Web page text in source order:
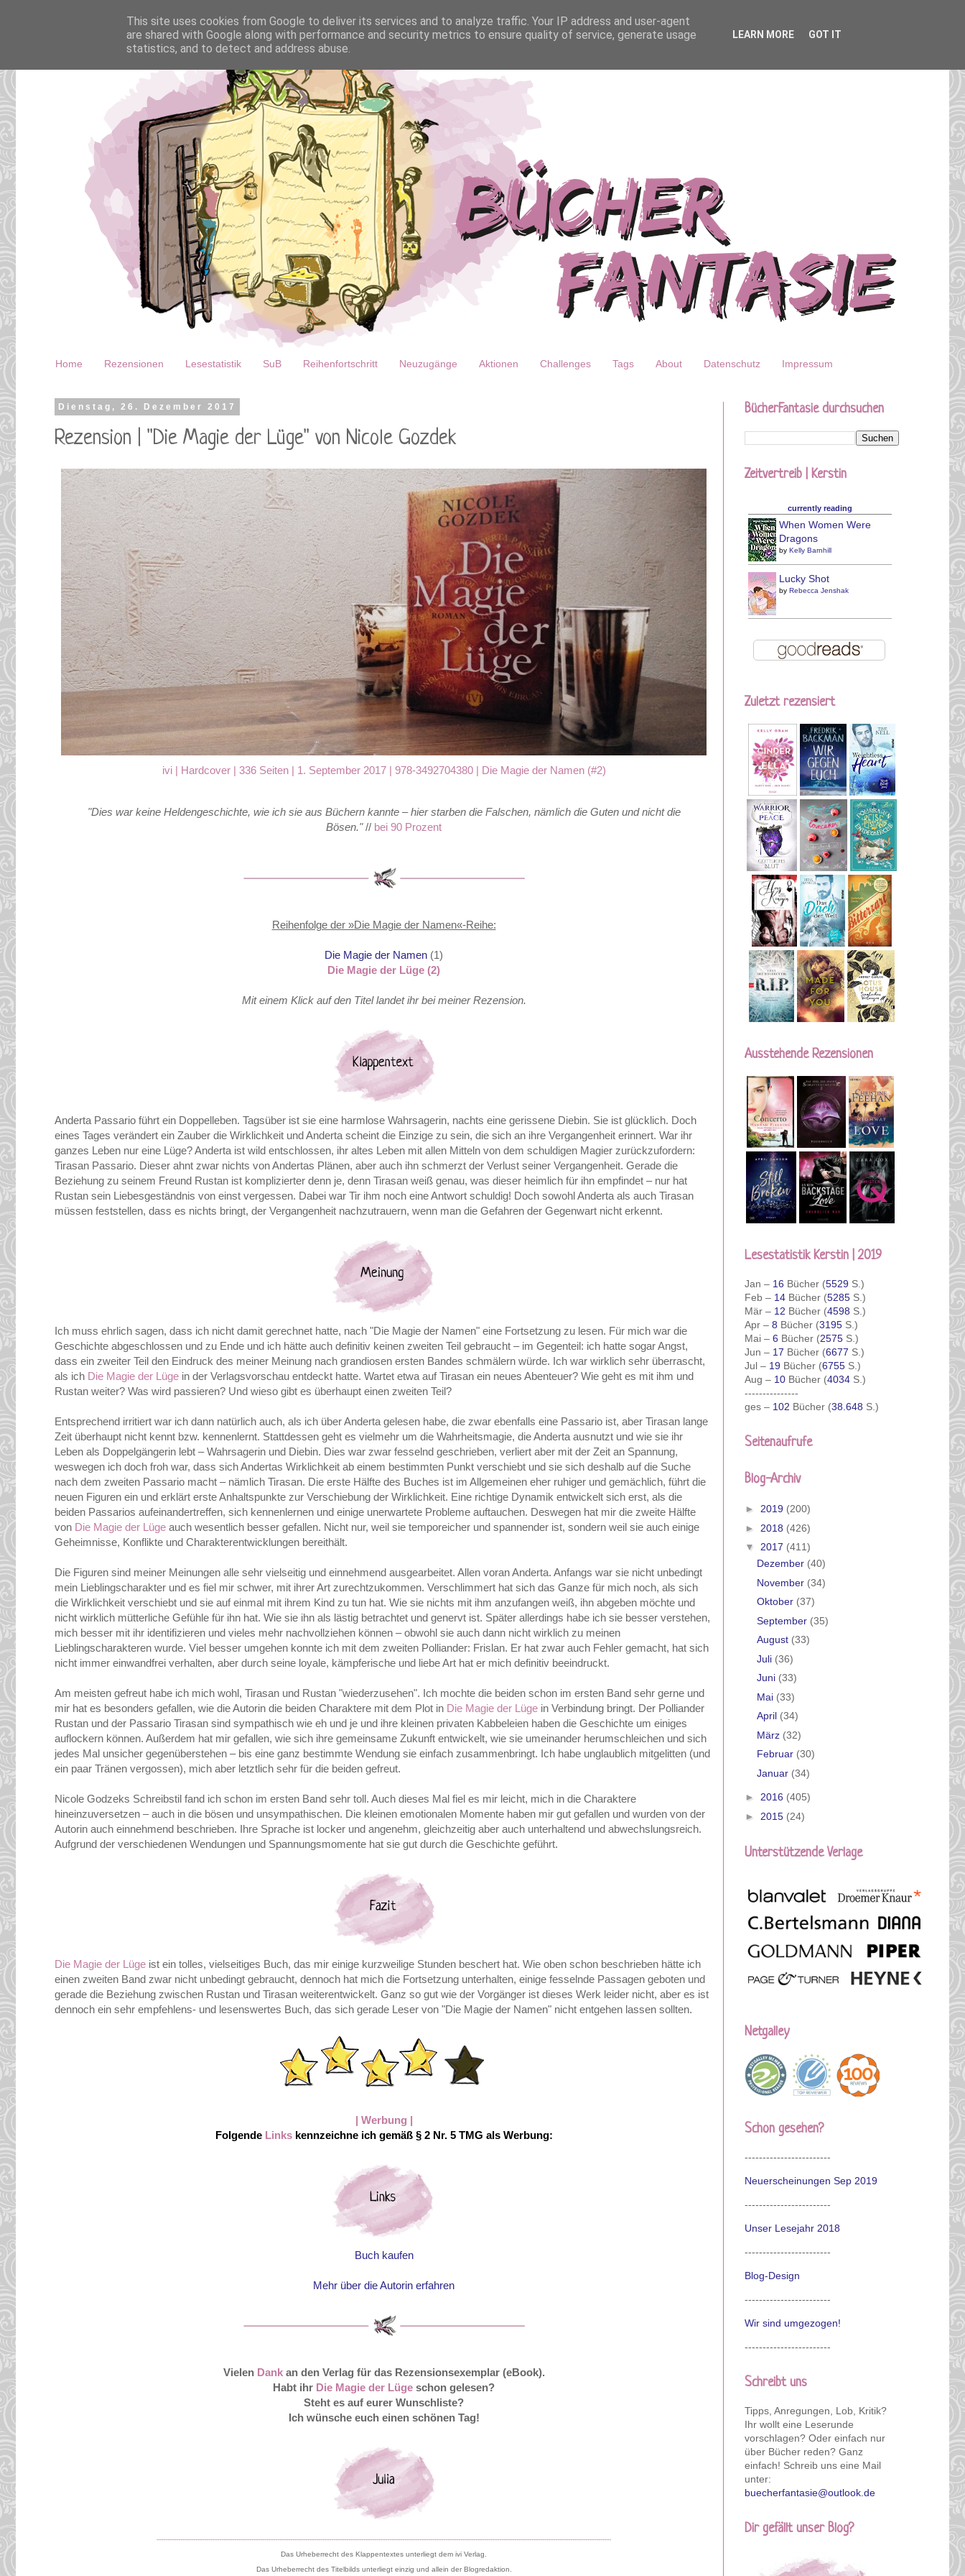
Home Rezensionen Lesestatistik SuB Reihenfortschritt Neuzugänge Aktionen Challenges Tags About Datenschutz Impressum
Dienstag, 26. Dezember 2017
Rezension | "Die Magie der Lüge" von Nicole Gozdek
ivi | Hardcover | 336 Seiten | 1. September 2017 | 978-3492704380| Die Magie der Namen (#2)
"Dies war keine Heldengeschichte, wie ich sie aus Büchern kannte – hier starben die Falschen, nämlich die Guten und nicht die
Bösen."// bei 90 Prozent
Reihenfolge der »Die Magie der Namen«-Reihe:
Die Magie der Namen (1)
Die Magie der Lüge (2)
Mit einem Klick auf den Titel landet ihr bei meiner Rezension.
Anderta Passario führt ein Doppelleben. Tagsüber ist sie eine harmlose Wahrsagerin, nachts eine gerissene Diebin. Sie ist glücklich. Doch
eines Tages verändert ein Zauber die Wirklichkeit und Anderta scheint die Einzige zu sein, die sich an ihre Vergangenheit erinnert. War ihr
ganzes Leben nur eine Lüge? Anderta ist wild entschlossen, ihr altes Leben mit allen Mitteln von dem schuldigen Magier zurückzufordern:
Tirasan Passario. Dieser ahnt zwar nichts von Andertas Plänen, aber auch ihn schmerzt der Verlust seiner Vergangenheit. Gerade die
Beziehung zu seinem Freund Rustan ist komplizierter denn je, denn Tirasan weiß genau, was dieser heimlich für ihn empfindet – nur hat
Rustan sein Liebesgeständnis von einst vergessen. Dabei war Tir ihm noch eine Antwort schuldig! Doch sowohl Anderta als auch Tirasan
müssen feststellen, dass es nichts bringt, der Vergangenheit nachzutrauern, wenn man die Gefahren der Gegenwart nicht erkennt.
Ich muss ehrlich sagen, dass ich nicht damit gerechnet hatte, nach "Die Magie der Namen" eine Fortsetzung zu lesen. Für mich war die
Geschichte abgeschlossen und zu Ende und ich hätte auch definitiv keinen zweiten Teil gebraucht – im Gegenteil: ich hatte sogar Angst,
dass ein zweiter Teil den Eindruck des meiner Meinung nach grandiosen ersten Bandes schmälern würde. Ich war wirklich sehr überrascht,
als ich Die Magie der Lüge in der Verlagsvorschau entdeckt hatte. Wartet etwa auf Tirasan ein neues Abenteuer? Wie geht es mit ihm und
Rustan weiter? Was wird passieren? Und wieso gibt es überhaupt einen zweiten Teil?
Entsprechend irritiert war ich dann natürlich auch, als ich über Anderta gelesen habe, die zwar ebenfalls eine Passario ist, aber Tirasan lange
Zeit überhaupt nicht kennt bzw. kennenlernt. Stattdessen geht es vielmehr um die Wahrheitsmagie, die Anderta ausnutzt und wie sie ihr
Leben als Doppelgängerin lebt – Wahrsagerin und Diebin. Dies war zwar fesselnd geschrieben, verliert aber mit der Zeit an Spannung,
weswegen ich doch froh war, dass sich Andertas Wirklichkeit ab einem bestimmten Punkt verschiebt und sie sich deshalb auf die Suche
nach dem zweiten Passario macht – nämlich Tirasan. Die erste Hälfte des Buches ist im Allgemeinen eher ruhiger und gemächlich, führt die
neuen Figuren ein und erklärt erste Anhaltspunkte zur Verschiebung der Wirklichkeit. Eine richtige Dynamik entwickelt sich erst, als die
beiden Passarios aufeinandertreffen, sich kennenlernen und einige unerwartete Probleme auftauchen. Deswegen hat mir die zweite Hälfte
von Die Magie der Lüge auch wesentlich besser gefallen. Nicht nur, weil sie temporeicher und spannender ist, sondern weil sie auch einige
Geheimnisse, Konflikte und Charakterentwicklungen bereithält.
Die Figuren sind meiner Meinungen alle sehr vielseitig und einnehmend ausgearbeitet. Allen voran Anderta. Anfangs war sie nicht unbedingt
mein Lieblingscharakter und es fiel mir schwer, mit ihrer Art zurechtzukommen. Verschlimmert hat sich das Ganze für mich noch, als sich
die Wirklichkeit verschiebt und sie auf einmal mit ihrem Kind zu tun hat. Wie sie nichts mit ihm anzufangen weiß, ihn abgeben möchte und
nicht wirklich mütterliche Gefühle für ihn hat. Wie sie ihn als lästig betrachtet und genervt ist. Später allerdings habe ich sie besser verstehen,
mich besser mit ihr identifizieren und vieles mehr nachvollziehen können – obwohl sie auch dann nicht wirklich zu meinen
Lieblingscharakteren wurde. Viel besser umgehen konnte ich mit dem zweiten Polliander: Frislan. Er hat zwar auch Fehler gemacht, hat sich
nicht immer einwandfrei verhalten, aber durch seine loyale, kämpferische und liebe Art hat er mich definitiv beeindruckt.
Am meisten gefreut habe ich mich wohl, Tirasan und Rustan "wiederzusehen". Ich mochte die beiden schon im ersten Band sehr gerne und
mir hat es besonders gefallen, wie die Autorin die beiden Charaktere mit dem Plot in Die Magie der Lüge in Verbindung bringt. Der Polliander
Rustan und der Passario Tirasan sind sympathisch wie eh und je und ihre kleinen privaten Kabbeleien haben die Geschichte um einiges
auflockern können. Außerdem hat mir gefallen, wie sich ihre gemeinsame Zukunft entwickelt, wie sie umeinander herumschleichen und sich
jedes Mal unsicher gegenüberstehen – bis eine ganz bestimmte Wendung sie einfach zusammenbringt. Ich habe unglaublich mitgelitten (und
ein paar Tränen vergossen), mich aber letztlich sehr für die beiden gefreut.
Nicole Godzeks Schreibstil fand ich schon im ersten Band sehr toll. Auch dieses Mal fiel es mir leicht, mich in die Charaktere
hineinzuversetzen – auch in die bösen und unsympathischen. Die kleinen emotionalen Momente haben mir gut gefallen und wurden von der
Autorin auch einnehmend beschrieben. Ihre Sprache ist locker und angenehm, gleichzeitig aber auch unterhaltend und abwechslungsreich.
Aufgrund der verschiedenen Wendungen und Spannungsmomente hat sie gut durch die Geschichte geführt.
Die Magie der Lüge ist ein tolles, vielseitiges Buch, das mir einige kurzweilige Stunden beschert hat. Wie oben schon beschrieben hätte ich
einen zweiten Band zwar nicht unbedingt gebraucht, dennoch hat mich die Fortsetzung unterhalten, einige fesselnde Passagen geboten und
gerade die Beziehung zwischen Rustan und Tirasan weiterentwickelt. Ganz so gut wie der Vorgänger ist dieses Werk leider nicht, aber es ist
dennoch ein sehr empfehlens- und lesenswertes Buch, das sich gerade Leser von "Die Magie der Namen" nicht entgehen lassen sollten.
| Werbung |
Folgende Links kennzeichne ich gemäß § 2 Nr. 5 TMG als Werbung:
Buch kaufen
Mehr über die Autorin erfahren
Vielen Dank an den Verlag für das Rezensionsexemplar (eBook).
Habt ihr Die Magie der Lüge schon gelesen?
Steht es auf eurer Wunschliste?
Ich wünsche euch einen schönen Tag!
-------------------------------------------------------------------------------------------------------------------------------------------------------------------------------------------------------------------
Das Urheberrecht des Klappentextes unterliegt dem ivi Verlag.
Das Urheberrecht des Titelbilds unterliegt einzig und allein der Blogredaktion.
BücherFantasie durchsuchen
Zeitvertreib | Kerstin
currently reading
When Women Were
Dragons
by Kelly Barnhill
Lucky Shot
by Rebecca Jenshak
Zuletzt rezensiert
Ausstehende Rezensionen
Lesestatistik Kerstin | 2019
Jan – 16 Bücher (5529 S.)
Feb – 14 Bücher (5285 S.)
Mär – 12 Bücher (4598 S.)
Apr – 8 Bücher (3195 S.)
Mai – 6 Bücher (2575 S.)
Jun – 17 Bücher (6677 S.)
Jul – 19 Bücher (6755 S.)
Aug – 10 Bücher (4034 S.)
---------------
ges – 102 Bücher (38.648 S.)
Seitenaufrufe
Blog-Archiv
► 2019 (200)
► 2018 (426)
▼ 2017 (411)
Dezember (40)
November (34)
Oktober (37)
September (35)
August (33)
Juli (36)
Juni (33)
Mai (33)
April (34)
März (32)
Februar (30)
Januar (34)
► 2016 (405)
► 2015 (24)
Unterstützende Verlage
Netgalley
Schon gesehen?
------------------------
Neuerscheinungen Sep 2019
------------------------
Unser Lesejahr 2018
------------------------
Blog-Design
------------------------
Wir sind umgezogen!
------------------------
Schreibt uns
Tipps, Anregungen, Lob, Kritik?
Ihr wollt eine Leserunde
vorschlagen? Oder einfach nur
über Bücher reden? Ganz
einfach! Schreib uns eine Mail
unter:
buecherfantasie@outlook.de
Dir gefällt unser Blog?
This site uses cookies from Google to deliver its services and to analyze traffic. Your IP address and user-agent
are shared with Google along with performance and security metrics to ensure quality of service, generate usage
statistics, and to detect and address abuse.
LEARN MORE GOT IT